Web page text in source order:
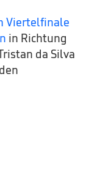
Viertelfinale
in Richtung
da Silva